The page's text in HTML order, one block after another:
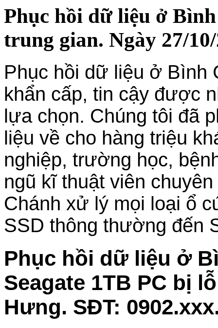
Phục hồi dữ liệu ở
trung gian. Ngày 27/
Phục hồi dữ liệu ở Bình
khẩn cấp, tin cậy được
lựa chọn. Chúng tôi đã
liệu về cho hàng triệu
nghiệp, trường học,
ngũ kĩ thuật viên
Chánh xử lý mọi loại ổ
SSD thông thường đến
Phục hồi dữ liệu ở
Seagate 1TB PC bị
Hưng. SĐT: